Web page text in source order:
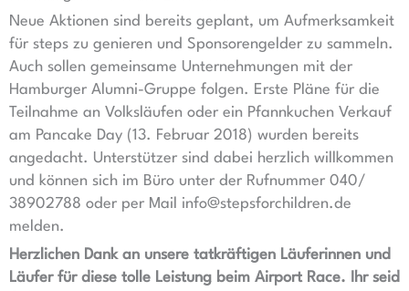
Neue Aktionen sind bereits geplant, um Aufmerksamkeit
für steps zu genieren und Sponsorengelder zu sammeln.
Auch sollen gemeinsame Unternehmungen mit der
Hamburger Alumni-Gruppe folgen. Erste Pläne für die
Teilnahme an Volksläufen oder ein Pfannkuchen Verkauf
am Pancake Day (13. Februar 2018) wurden bereits
angedacht. Unterstützer sind dabei herzlich willkommen
und können sich im Büro unter der Rufnummer 040/
38902788 oder per Mail info@stepsforchildren.de
melden.
Herzlichen Dank an unsere tatkräftigen Läuferinnen und
Läufer für diese tolle Leistung beim Airport Race. Ihr seid